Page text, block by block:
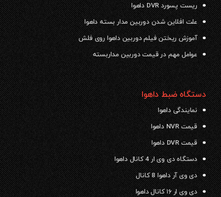
ریست پسورد DVR داهوا
علت افلاین شدن دوربین مدار بسته داهوا
آموزش ریختن فیلم دوربین داهوا روی فلش
عوامل مهم در قیمت دوربین مداربسته
دستگاه ضبط داهوا
نمایندگی داهوا
قیمت NVR داهوا
قیمت DVR داهوا
دستگاه دی وی ار 4 کانال داهوا
دی وی آر داهوا 8 کانال
دی وی ار ۱۶ کانال داهوا